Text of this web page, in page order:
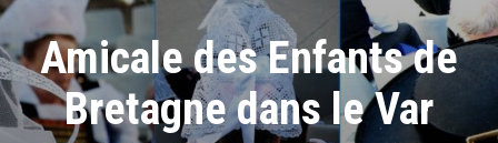
Amicale des Enfants de
Bretagne dans le Var